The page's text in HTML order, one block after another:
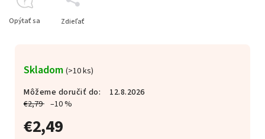
€2,79 –10 %
€2,49
Skladom (>10 ks)
Môžeme doručiť do:
12.8.2026
Opýtať sa Zdieľať